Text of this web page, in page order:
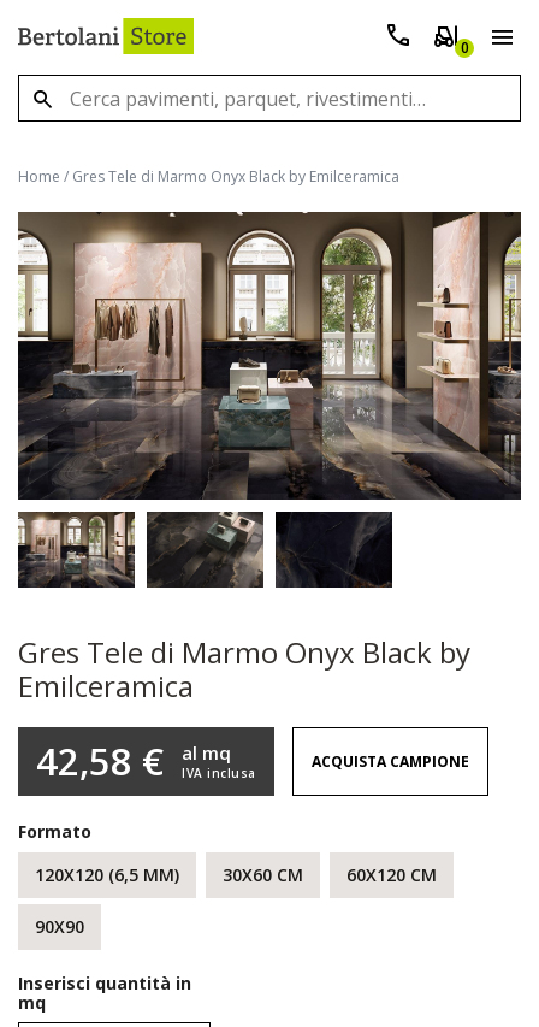
0
Home / Gres Tele di Marmo Onyx Black by Emilceramica
Gres Tele di Marmo Onyx Black by
Emilceramica
42,58 € IVA inclusa
al mq ACQUISTA CAMPIONE
Formato
120X120 (6,5 MM)
30X60 CM 60X120 CM
90X90
Inserisci quantità in
mq